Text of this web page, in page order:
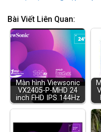
Bài Viết Liên Quan:
Màn hình Viewsonic
VX2405-P-MHD 24
inch FHD IPS 144Hz